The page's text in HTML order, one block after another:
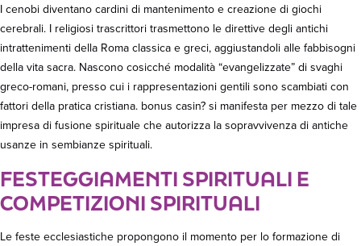
I cenobi diventano cardini di mantenimento e creazione di giochi
cerebrali. I religiosi trascrittori trasmettono le direttive degli antichi
intrattenimenti della Roma classica e greci, aggiustandoli alle fabbisogni
della vita sacra. Nascono cosicché modalità “evangelizzate” di svaghi
greco-romani, presso cui i rappresentazioni gentili sono scambiati con
fattori della pratica cristiana. bonus casin? si manifesta per mezzo di tale
impresa di fusione spirituale che autorizza la sopravvivenza di antiche
usanze in sembianze spirituali.
FESTEGGIAMENTI SPIRITUALI E
COMPETIZIONI SPIRITUALI
Le feste ecclesiastiche propongono il momento per lo formazione di